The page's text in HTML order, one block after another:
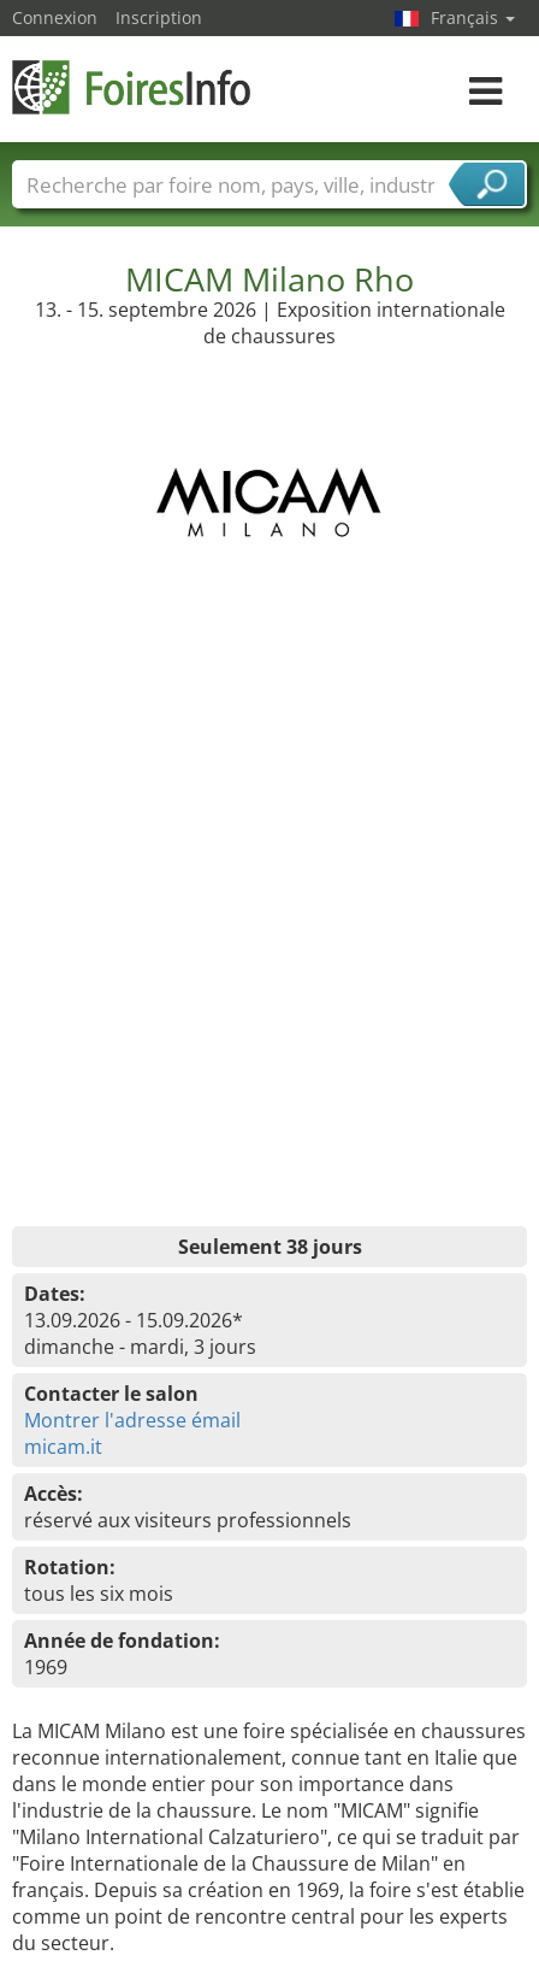
MICAM Milano Rho
13. - 15. septembre 2026 | Exposition internationale
de chaussures
Seulement 38 jours
Dates:
13.09.2026 - 15.09.2026*
dimanche - mardi, 3 jours
Contacter le salon
Montrer l'adresse émail
micam.it
Accès:
réservé aux visiteurs professionnels
Rotation:
tous les six mois
Année de fondation:
1969
La MICAM Milano est une foire spécialisée en chaussures
reconnue internationalement, connue tant en Italie que
dans le monde entier pour son importance dans
l'industrie de la chaussure. Le nom "MICAM" signifie
"Milano International Calzaturiero", ce qui se traduit par
"Foire Internationale de la Chaussure de Milan" en
français. Depuis sa création en 1969, la foire s'est établie
comme un point de rencontre central pour les experts
du secteur.
Connexion Inscription Français
Toggle
Foire noms Pays Villes
Secteurs de foire